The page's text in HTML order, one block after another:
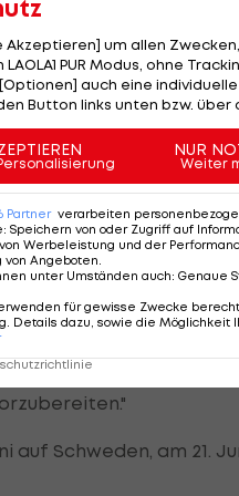
Mannschaft mit
der Franzose am
Österreicher."
zudem die Erfahrung
aber das
Trainer
an, dass die
Aufstellung wird in
auf Schweden, am 21.
Akzeptieren] um allen
PUR Modus, ohne
auch eine
Button links unten bzw. über
NUR
Weiter
Partner verarbeiten
: Speichern von oder Zugriff auf
Werbeleistung und der
von Angeboten.
unter Umständen auch: Genaue
für gewisse Zwecke
Details dazu, sowie die Möglichkeit